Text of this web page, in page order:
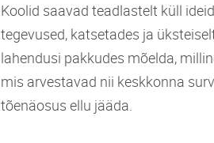
Koolid saavad teadlastelt küll
tegevused, katsetades ja
lahendusi pakkudes mõelda,
mis arvestavad nii keskkonna
tõenäosus ellu jääda.